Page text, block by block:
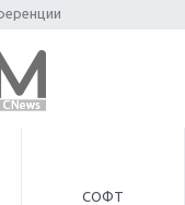
СОФТ